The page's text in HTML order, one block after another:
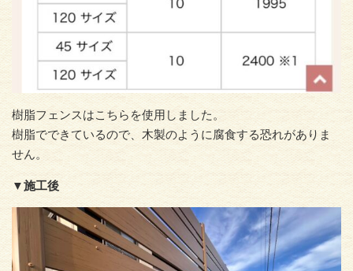
樹脂フェンスはこちらを使用しました。
樹脂でできているので、木製のように腐食する恐れがありま
せん。
▼施工後